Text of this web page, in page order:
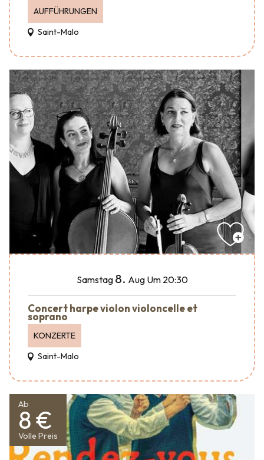
AUFFÜHRUNGEN
Saint-Malo
Samstag 8. Aug Um 20:30
Concert harpe violon violoncelle et
soprano
KONZERTE
Saint-Malo
Ab
8 €
Volle Preis